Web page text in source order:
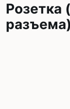
Розетка
разъема)